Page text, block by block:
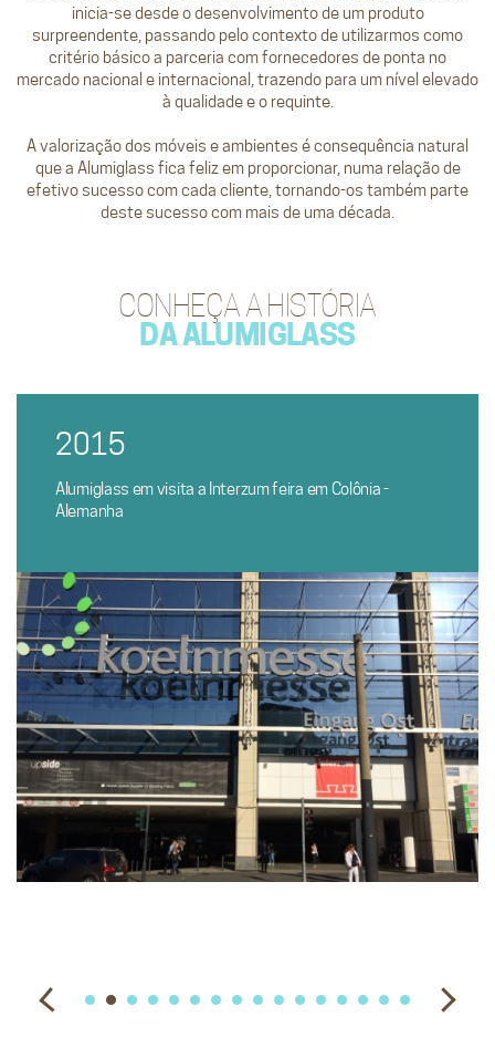
inicia-se desde o desenvolvimento de um produto
surpreendente, passando pelo contexto de utilizarmos como
critério básico a parceria com fornecedores de ponta no
mercado nacional e internacional, trazendo para um nível elevado
à qualidade e o requinte.
A valorização dos móveis e ambientes é consequência natural
que a Alumiglass fica feliz em proporcionar, numa relação de
efetivo sucesso com cada cliente, tornando-os também parte
deste sucesso com mais de uma década.
CONHEÇA A HISTÓRIA
DA ALUMIGLASS
2015
Alumiglass em visita a Interzum feira em Colônia -
Alemanha